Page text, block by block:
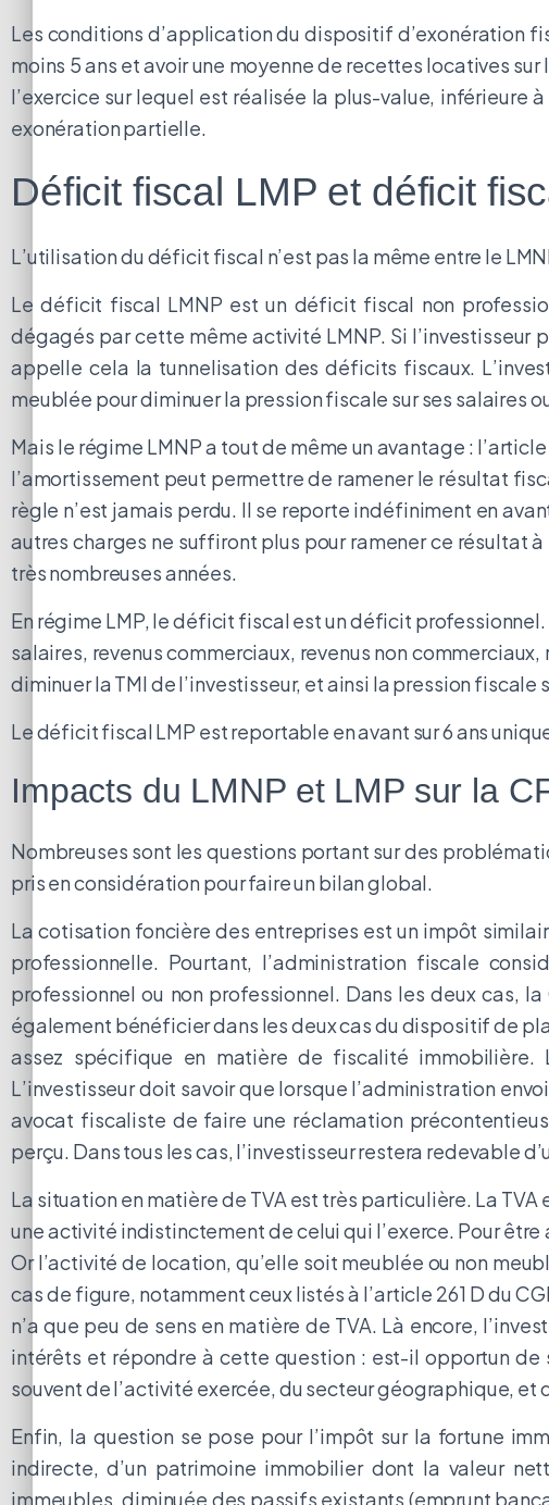
Les conditions d’application du dispositif d’exonération
moins 5 ans et avoir une moyenne de recettes locatives
l’exercice sur lequel est réalisée la plus-value,
exonération partielle.
Déficit fiscal LMP et déficit
L’utilisation du déficit fiscal n’est pas la même entre le
Le déficit fiscal LMNP est un déficit fiscal non
dégagés par cette même activité LMNP. Si l’investisseur
appelle cela la tunnelisation des déficits fiscaux.
meublée pour diminuer la pression fiscale sur ses salaires
Mais le régime LMNP a tout de même un avantage :
l’amortissement peut permettre de ramener le résultat
règle n’est jamais perdu. Il se reporte indéfiniment en
autres charges ne suffiront plus pour ramener ce résultat
très nombreuses années.
En régime LMP, le déficit fiscal est un déficit professionnel.
salaires, revenus commerciaux, revenus non
diminuer la TMI de l’investisseur, et ainsi la pression fiscale
Le déficit fiscal LMP est reportable en avant sur 6 ans
Impacts du LMNP et LMP sur la
Nombreuses sont les questions portant sur des
pris en considération pour faire un bilan global.
La cotisation foncière des entreprises est un impôt
professionnelle. Pourtant, l’administration fiscale
professionnel ou non professionnel. Dans les deux cas,
également bénéficier dans les deux cas du dispositif de
assez spécifique en matière de fiscalité immobilière.
L’investisseur doit savoir que lorsque l’administration
avocat fiscaliste de faire une réclamation
perçu. Dans tous les cas, l’investisseur restera redevable
La situation en matière de TVA est très particulière. La
une activité indistinctement de celui qui l’exerce. Pour
Or l’activité de location, qu’elle soit meublée ou non
cas de figure, notamment ceux listés à l’article 261 D du
n’a que peu de sens en matière de TVA. Là encore,
intérêts et répondre à cette question : est-il opportun de
souvent de l’activité exercée, du secteur géographique, et
Enfin, la question se pose pour l’impôt sur la fortune
indirecte, d’un patrimoine immobilier dont la valeur
immeubles, diminuée des passifs existants (emprunt